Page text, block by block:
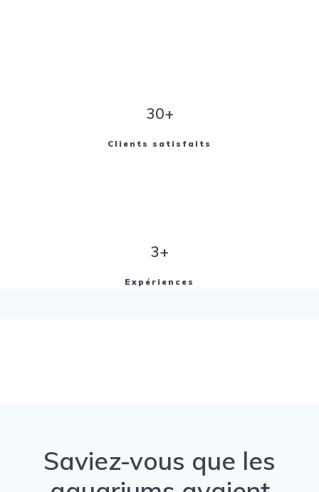
30+
Clients satisfaits
3+
Expériences
Saviez-vous que les